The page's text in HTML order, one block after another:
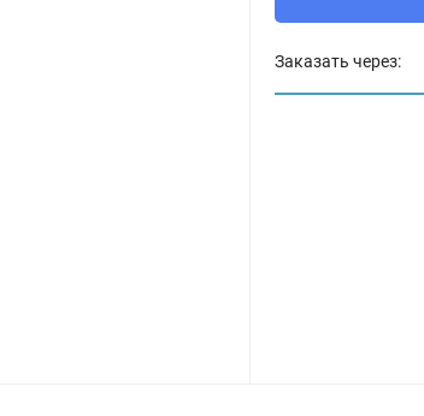
Заказать через: